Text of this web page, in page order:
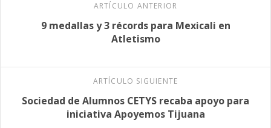
ARTÍCULO ANTERIOR
9 medallas y 3 récords para Mexicali en
Atletismo
ARTÍCULO SIGUIENTE
Sociedad de Alumnos CETYS recaba apoyo para
iniciativa Apoyemos Tijuana